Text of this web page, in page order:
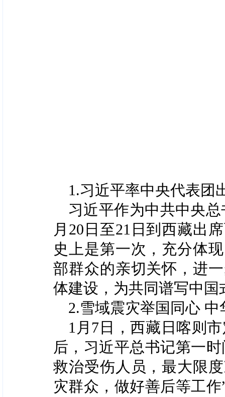
1.习近平率中央代表
习近平作为中共中央
月20日至21日到西藏出
史上是第一次，充分体
部群众的亲切关怀，进
体建设，为共同谱写中
2.雪域震灾举国同心
1月7日，西藏日喀则
后，习近平总书记第一
救治受伤人员，最大限
灾群众，做好善后等工